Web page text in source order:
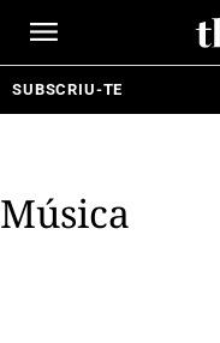
SUBSCRIU-TE
Música